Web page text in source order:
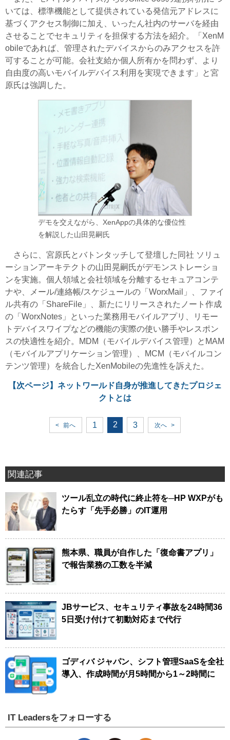
いては、標準機能として提供されている発信元アドレスに
基づくアクセス制御に加え、いったん社内のサーバを経由
させることでセキュリティを担保する方法を紹介。「XenM
obileであれば、管理されたデバイスからのみアクセスを許
可することが可能。会社支給か個人所有かを問わず、より
自由度の高いモバイルデバイス利用を実現できます」と宮
原氏は強調した。
デモを交えながら、XenAppの具体的な優位性
を解説した山田晃嗣氏
さらに、宮原氏とバトンタッチして登壇した同社 ソリュ
ーションアーキテクトの山田晃嗣氏がデモンストレーショ
ンを実施。個人領域と会社領域を分離するセキュアコンテ
ナや、メール/連絡帳/スケジュールの「WorxMail」、ファイ
ル共有の「ShareFile」、新たにリリースされたノート作成
の「WorxNotes」といった業務用モバイルアプリ、リモー
トデバイスワイプなどの機能の実際の使い勝手やレスポン
スの快適性を紹介。MDM（モバイルデバイス管理）とMAM
（モバイルアプリケーション管理）、MCM（モバイルコン
テンツ管理）を統合したXenMobileの先進性を訴えた。
【次ページ】 ネットワールド自身が推進してきたプロジェ
クトとは
< 前へ 1 2 3 次へ >
関連記事
ツール乱立の時代に終止符を─HP WXPがも
たらす「先手必勝」のIT運用
熊本県、職員が自作した「復命書アプリ」
で報告業務の工数を半減
JBサービス、セキュリティ事故を24時間36
5日受け付けて初動対応まで代行
ゴディバ ジャパン、シフト管理SaaSを全社
導入、作成時間が月5時間から1～2時間に
IT Leadersをフォローする